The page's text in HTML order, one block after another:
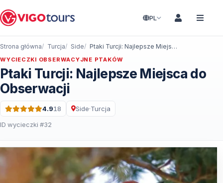
PL
Strona główna Turcja Side Ptaki Turcji: Najlepsze Miejsca do Obserwacji
WYCIECZKI OBSERWACYJNE PTAKÓW
Ptaki Turcji: Najlepsze Miejsca do
Obserwacji
Ocena: 4.9 na 5 · 18 Recenzje
4.918 Side·Turcja
ID wycieczki #32